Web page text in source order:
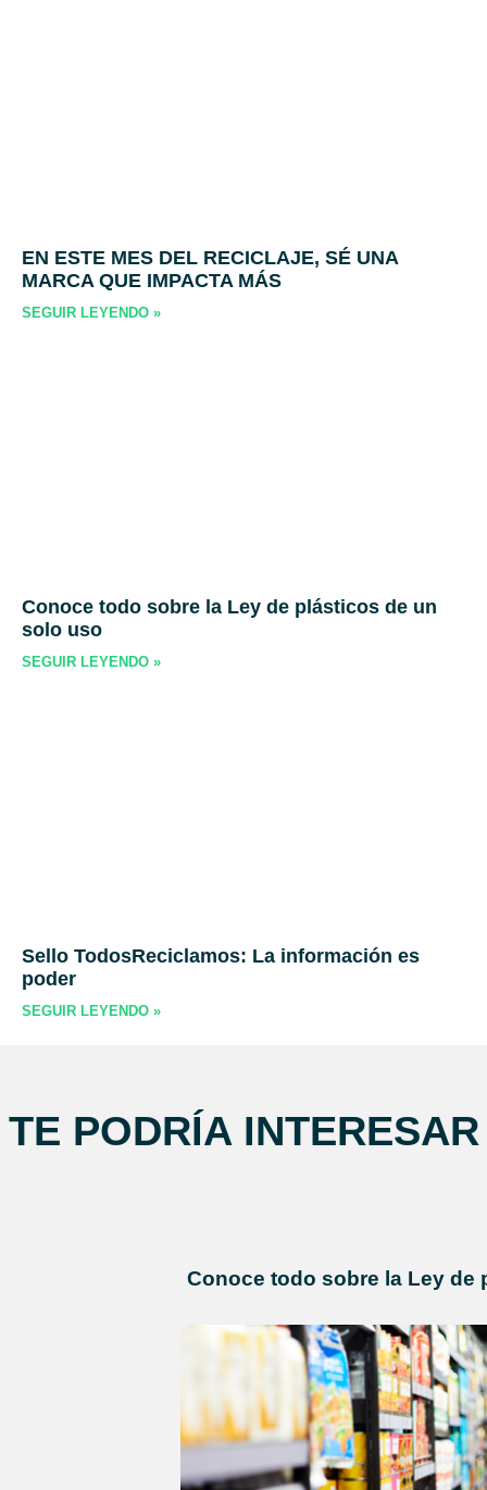
EN ESTE MES DEL RECICLAJE, SÉ UNA
MARCA QUE IMPACTA MÁS
SEGUIR LEYENDO »
Conoce todo sobre la Ley de plásticos de un
solo uso
SEGUIR LEYENDO »
Sello TodosReciclamos: La información es
poder
SEGUIR LEYENDO »
TE PODRÍA INTERESAR
Conoce todo sobre la Ley